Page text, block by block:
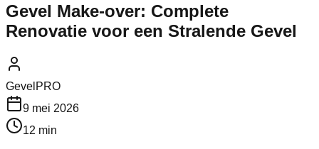
Gevel Make-over: Complete
Renovatie voor een Stralende Gevel
GevelPRO
9 mei 2026
12 min